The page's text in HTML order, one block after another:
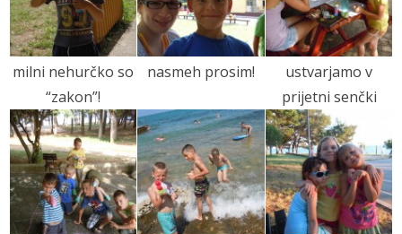
milni nehurčko so
“zakon”!
nasmeh prosim!
ustvarjamo v
prijetni senčki